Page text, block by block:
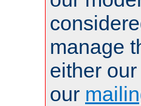
manage
either
our